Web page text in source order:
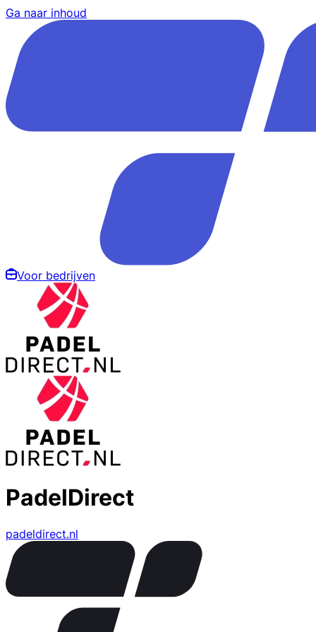
Ga naar inhoud
Voor bedrijven
PadelDirect
padeldirect.nl